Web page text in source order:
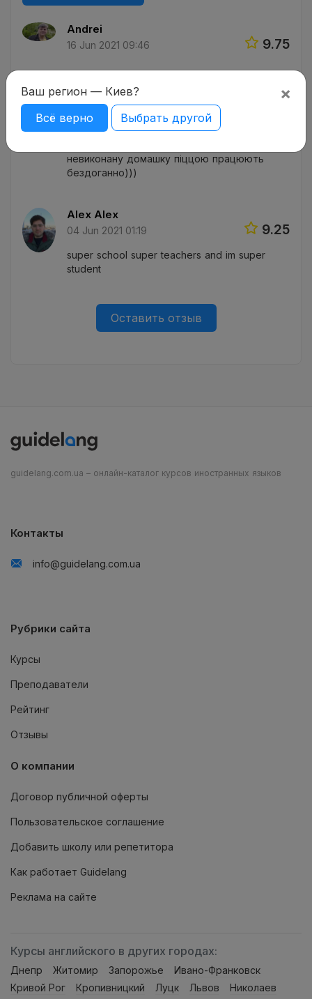
Andrei
9.75
16 Jun 2021 09:46
Катя
08 Jun 2021 20:36
Дуже класний підхід до навчання - я ше
невиконану домашку піццою працюють
бездоганно)))
Alex Alex
9.25
04 Jun 2021 01:19
super school super teachers and im super
student
Оставить отзыв
guidelang.com.ua – онлайн-каталог курсов иностранных языков
Контакты
info@guidelang.com.ua
Рубрики сайта
Курсы
Преподаватели
Рейтинг
Отзывы
О компании
Договор публичной оферты
Пользовательское соглашение
Добавить школу или репетитора
Как работает Guidelang
Реклама на сайте
Курсы английского в других городах:
Днепр Житомир Запорожье
Ивано-Франковск
Кривой Рог
Кропивницкий Луцк Львов Николаев
×
Ваш регион — Киев?
Всё верно
Выбрать другой